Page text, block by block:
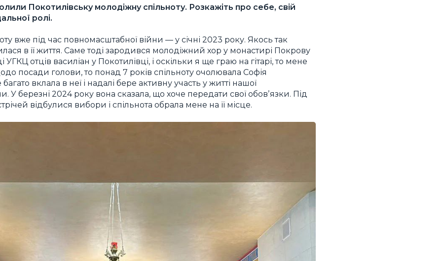
Покотилівську молодіжну спільноту. Розкажіть про себе, свій
ролі.
вже під час повномасштабної війни — у січні 2023 року. Якось так
в її життя. Саме тоді зародився молодіжний хор у монастирі Покрову
УГКЦ отців василіан у Покотилівці, і оскільки я ще граю на гітарі, то мене
посади голови, то понад 7 років спільноту очолювала Софія
вклала в неї і надалі бере активну участь у житті нашої
У березні 2024 року вона сказала, що хоче передати свої обовʼязки. Під
відбулися вибори і спільнота обрала мене на її місце.